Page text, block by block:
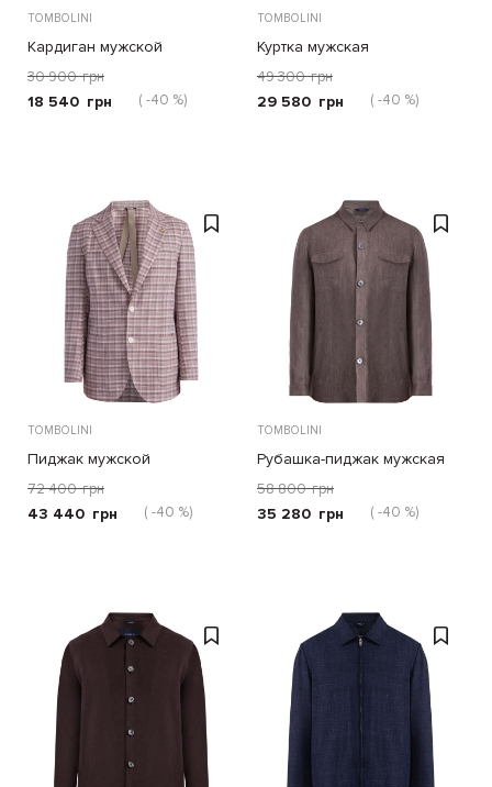
TOMBOLINI
Кардиган мужской
30 900 грн
18 540 грн ( -40 %)
TOMBOLINI
Куртка мужская
49 300 грн
29 580 грн ( -40 %)
TOMBOLINI
Пиджак мужской
72 400 грн
43 440 грн ( -40 %)
TOMBOLINI
Рубашка-пиджак мужская
58 800 грн
35 280 грн ( -40 %)